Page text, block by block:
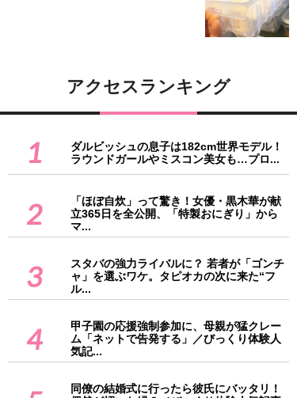
アクセスランキング
1
ダルビッシュの息子は182cm世界モデル！
ラウンドガールやミスコン美女も…プロ...
2
「ほぼ自炊」って驚き！女優・黒木華が献
立365日を全公開、「特製おにぎり」から
マ...
3
スタバの強力ライバルに？ 若者が「ゴンチ
ャ」を選ぶワケ。タピオカの次に来た“フ
ル...
4
甲子園の応援強制参加に、母親が猛クレー
ム「ネットで告発する」／びっくり体験人
気記...
同僚の結婚式に行ったら彼氏にバッタリ！